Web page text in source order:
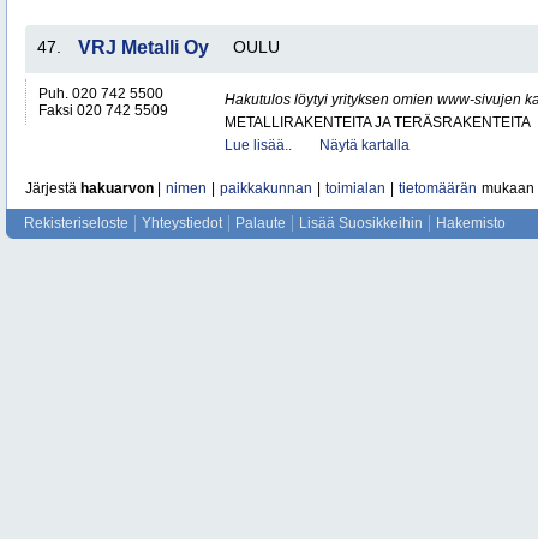
47. VRJ Metalli Oy OULU
Puh. 020 742 5500
Faksi 020 742 5509
Hakutulos löytyi yrityksen omien www-sivujen
METALLIRAKENTEITA JA TERÄSRAKENTEITA
Lue lisää..
Näytä kartalla
Järjestä hakuarvon nimen paikkakunnan toimialan tietomäärän mukaan
Rekisteriseloste Yhteystiedot Palaute Lisää Suosikkeihin Hakemisto